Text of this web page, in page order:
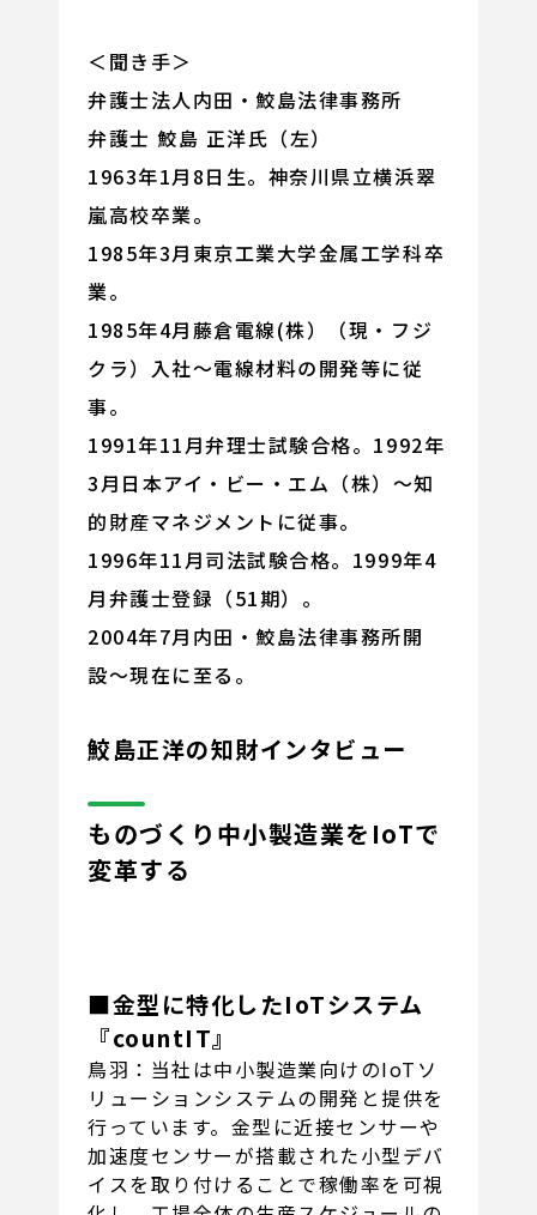
＜聞き手＞
弁護士法人内田・鮫島法律事務所
弁護士 鮫島 正洋氏（左）
1963年1月8日生。神奈川県立横浜翠
嵐高校卒業。
1985年3月東京工業大学金属工学科卒
業。
1985年4月藤倉電線(株）（現・フジ
クラ）入社〜電線材料の開発等に従
事。
1991年11月弁理士試験合格。1992年
3月日本アイ・ビー・エム（株）〜知
的財産マネジメントに従事。
1996年11月司法試験合格。1999年4
月弁護士登録（51期）。
2004年7月内田・鮫島法律事務所開
設〜現在に至る。
鮫島正洋の知財インタビュー
ものづくり中小製造業をIoTで
変革する
■金型に特化したIoTシステム
『countIT』
鳥羽：当社は中小製造業向けのIoTソ
リューションシステムの開発と提供を
行っています。金型に近接センサーや
加速度センサーが搭載された小型デバ
イスを取り付けることで稼働率を可視